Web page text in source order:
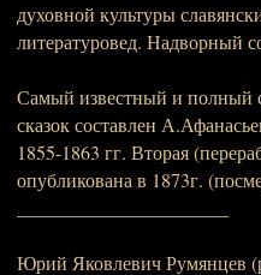
духовной культуры
литературовед. Надворный
Самый известный и полный
сказок составлен
1855-1863 гг. Вторая
опубликована в 1873г.
Юрий Яковлевич Румянцев